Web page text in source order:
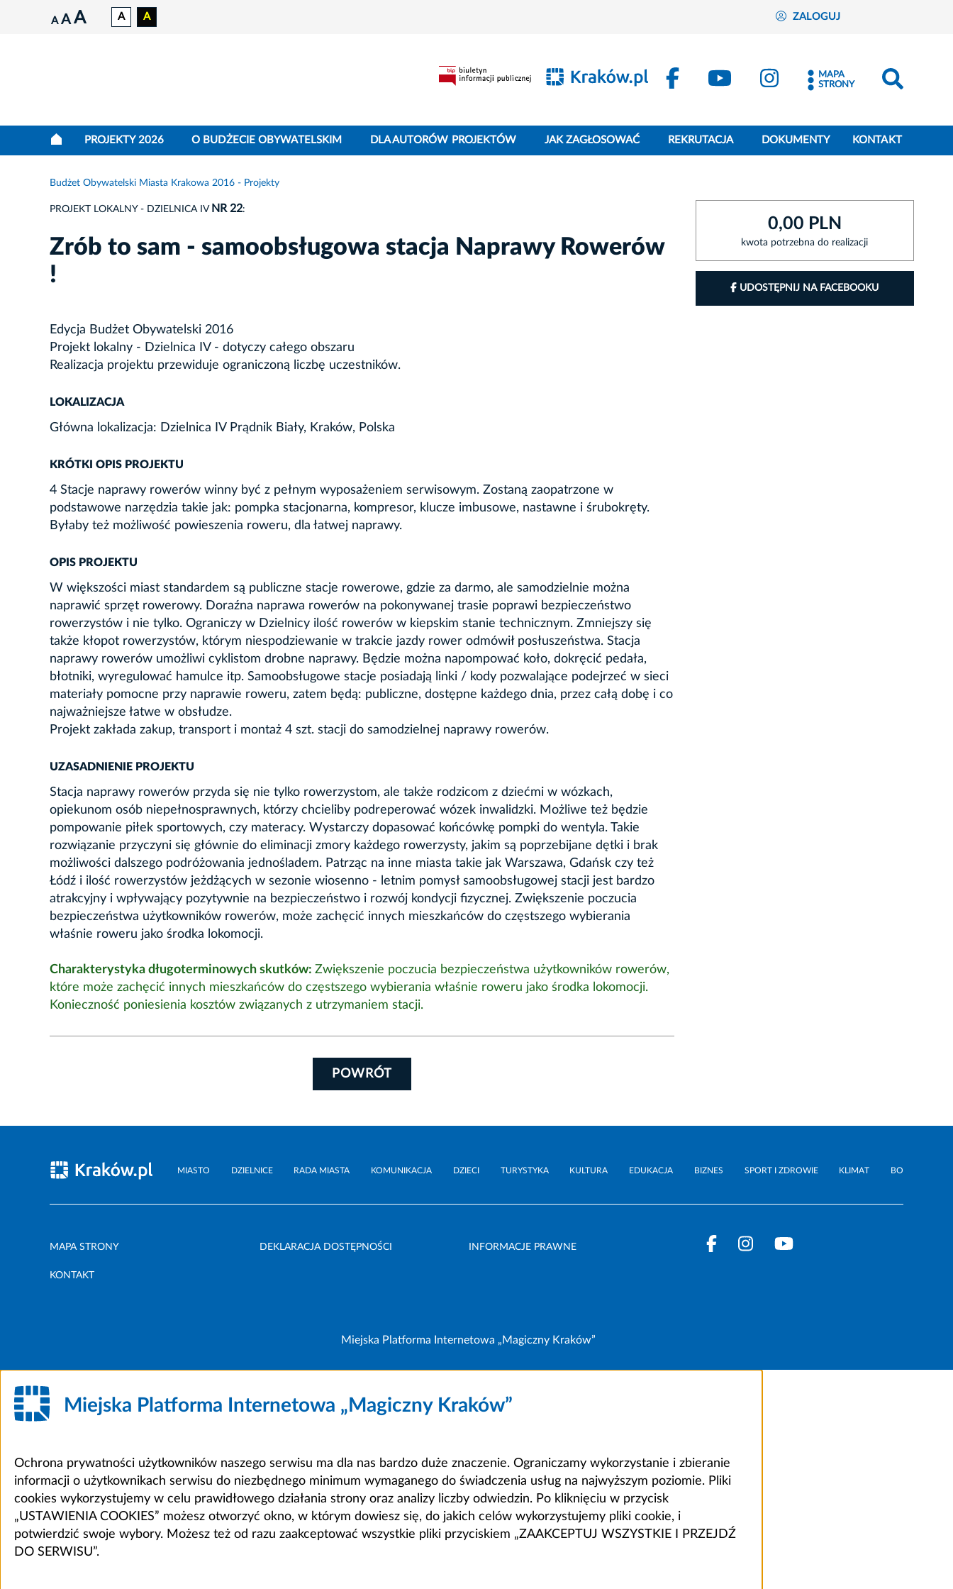
A A A A A ZALOGUJ
MAPA
STRONY
PROJEKTY 2026 O BUDŻECIE OBYWATELSKIM DLA AUTORÓW PROJEKTÓW JAK ZAGŁOSOWAĆ REKRUTACJA DOKUMENTY KONTAKT
Budżet Obywatelski Miasta Krakowa 2016 - Projekty
PROJEKT LOKALNY - DZIELNICA IV NR 22:
Zrób to sam - samoobsługowa stacja Naprawy Rowerów
!
Edycja Budżet Obywatelski 2016
Projekt lokalny - Dzielnica IV - dotyczy całego obszaru
Realizacja projektu przewiduje ograniczoną liczbę uczestników.
LOKALIZACJA
Główna lokalizacja: Dzielnica IV Prądnik Biały, Kraków, Polska
KRÓTKI OPIS PROJEKTU
4 Stacje naprawy rowerów winny być z pełnym wyposażeniem serwisowym. Zostaną zaopatrzone w
podstawowe narzędzia takie jak: pompka stacjonarna, kompresor, klucze imbusowe, nastawne i śrubokręty.
Byłaby też możliwość powieszenia roweru, dla łatwej naprawy.
OPIS PROJEKTU
W większości miast standardem są publiczne stacje rowerowe, gdzie za darmo, ale samodzielnie można
naprawić sprzęt rowerowy. Doraźna naprawa rowerów na pokonywanej trasie poprawi bezpieczeństwo
rowerzystów i nie tylko. Ograniczy w Dzielnicy ilość rowerów w kiepskim stanie technicznym. Zmniejszy się
także kłopot rowerzystów, którym niespodziewanie w trakcie jazdy rower odmówił posłuszeństwa. Stacja
naprawy rowerów umożliwi cyklistom drobne naprawy. Będzie można napompować koło, dokręcić pedała,
błotniki, wyregulować hamulce itp. Samoobsługowe stacje posiadają linki / kody pozwalające podejrzeć w sieci
materiały pomocne przy naprawie roweru, zatem będą: publiczne, dostępne każdego dnia, przez całą dobę i co
najważniejsze łatwe w obsłudze.
Projekt zakłada zakup, transport i montaż 4 szt. stacji do samodzielnej naprawy rowerów.
UZASADNIENIE PROJEKTU
Stacja naprawy rowerów przyda się nie tylko rowerzystom, ale także rodzicom z dziećmi w wózkach,
opiekunom osób niepełnosprawnych, którzy chcieliby podreperować wózek inwalidzki. Możliwe też będzie
pompowanie piłek sportowych, czy materacy. Wystarczy dopasować końcówkę pompki do wentyla. Takie
rozwiązanie przyczyni się głównie do eliminacji zmory każdego rowerzysty, jakim są poprzebijane dętki i brak
możliwości dalszego podróżowania jednośladem. Patrząc na inne miasta takie jak Warszawa, Gdańsk czy też
Łódź i ilość rowerzystów jeżdżących w sezonie wiosenno - letnim pomysł samoobsługowej stacji jest bardzo
atrakcyjny i wpływający pozytywnie na bezpieczeństwo i rozwój kondycji fizycznej. Zwiększenie poczucia
bezpieczeństwa użytkowników rowerów, może zachęcić innych mieszkańców do częstszego wybierania
właśnie roweru jako środka lokomocji.
Charakterystyka długoterminowych skutków: Zwiększenie poczucia bezpieczeństwa użytkowników rowerów,
które może zachęcić innych mieszkańców do częstszego wybierania właśnie roweru jako środka lokomocji.
Konieczność poniesienia kosztów związanych z utrzymaniem stacji.
POWRÓT
0,00 PLN
kwota potrzebna do realizacji
UDOSTĘPNIJ NA FACEBOOKU
MIASTO DZIELNICE RADA MIASTA KOMUNIKACJA DZIECI TURYSTYKA KULTURA EDUKACJA BIZNES SPORT I ZDROWIE KLIMAT BO
MAPA STRONY DEKLARACJA DOSTĘPNOŚCI INFORMACJE PRAWNE
KONTAKT
Miejska Platforma Internetowa „Magiczny Kraków”
Miejska Platforma Internetowa „Magiczny Kraków”
Ochrona prywatności użytkowników naszego serwisu ma dla nas bardzo duże znaczenie. Ograniczamy wykorzystanie i zbieranie
informacji o użytkownikach serwisu do niezbędnego minimum wymaganego do świadczenia usług na najwyższym poziomie. Pliki
cookies wykorzystujemy w celu prawidłowego działania strony oraz analizy liczby odwiedzin. Po kliknięciu w przycisk
„USTAWIENIA COOKIES” możesz otworzyć okno, w którym dowiesz się, do jakich celów wykorzystujemy pliki cookie, i
potwierdzić swoje wybory. Możesz też od razu zaakceptować wszystkie pliki przyciskiem „ZAAKCEPTUJ WSZYSTKIE I PRZEJDŹ
DO SERWISU”.